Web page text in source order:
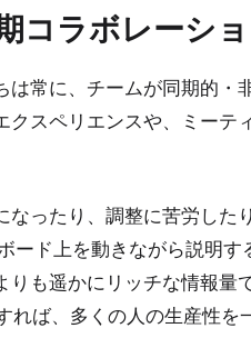
コラボレーシ
常に、チームが同期的・
スペリエンスや、ミーテ
ったり、調整に苦労した
ド上を動きながら説明
も遥かにリッチな情報量
ば、多くの人の生産性を